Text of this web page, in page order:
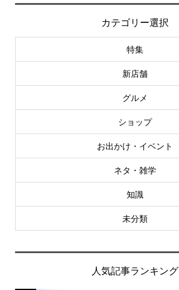
カテゴリー選択
特集
新店舗
グルメ
ショップ
お出かけ・イベント
ネタ・雑学
知識
未分類
人気記事ランキング